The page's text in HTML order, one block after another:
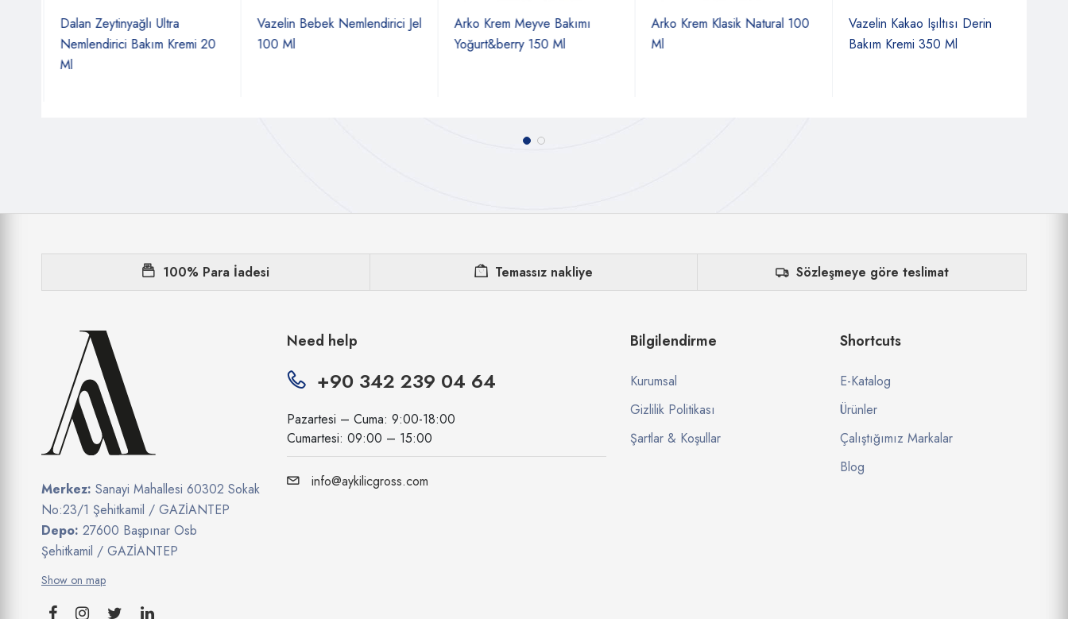
Dalan Zeytinyağlı Ultra
Nemlendirici Bakım Kremi 20
Ml
Vazelin Bebek Nemlendirici Jel
100 Ml
Arko Krem Meyve Bakımı
Yoğurt&berry 150 Ml
Arko Krem Klasik Natural 100
Ml
Vazelin Kakao Işıltısı Derin
Bakım Kremi 350 Ml
100% Para İadesi Temassız nakliye Sözleşmeye göre teslimat
Merkez: Sanayi Mahallesi 60302 Sokak
No:23/1 Şehitkamil / GAZİANTEP
Depo: 27600 Başpınar Osb
Şehitkamil / GAZİANTEP
Show on map
Need help
+90 342 239 04 64
Pazartesi – Cuma: 9:00-18:00
Cumartesi: 09:00 – 15:00
info@aykilicgross.com
Bilgilendirme
Kurumsal
Gizlilik Politikası
Şartlar & Koşullar
Shortcuts
E-Katalog
Ürünler
Çalıştığımız Markalar
Blog